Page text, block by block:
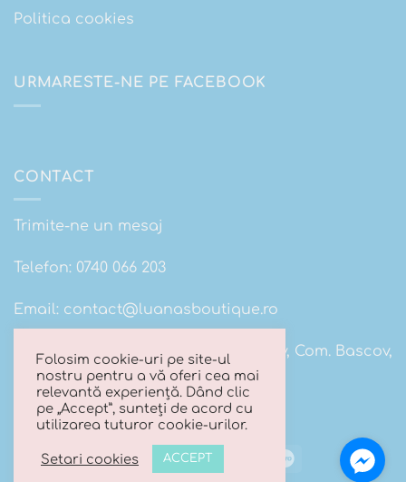
Politica cookies
URMARESTE-NE PE FACEBOOK
CONTACT
Trimite-ne un mesaj
Telefon: 0740 066 203
Email: contact@luanasboutique.ro
Adresa: Str. Scolii nr 16B, Sat. Bascov, Com. Bascov,
Jud Arges
Visa MasterCard Maestro
Folosim cookie-uri pe site-ul
nostru pentru a vă oferi cea mai
relevantă experiență. Dând clic
pe „Accept”, sunteți de acord cu
utilizarea tuturor cookie-urilor.
Setari cookies ACCEPT